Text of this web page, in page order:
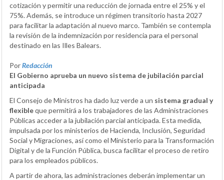
cotización y permitir una reducción de jornada entre el 25% y el
75%. Además, se introduce un régimen transitorio hasta 2027
para facilitar la adaptación al nuevo marco. También se contempla
la revisión de la indemnización por residencia para el personal
destinado en las Illes Balears.
PorRedacción
El Gobierno aprueba un nuevo sistema de jubilación parcial
anticipada
El Consejo de Ministros ha dado luz verde a un sistema gradual y
flexibleque permitirá a los trabajadores de las Administraciones
Públicas acceder a la jubilación parcial anticipada. Esta medida,
impulsada por los ministerios de Hacienda, Inclusión, Seguridad
Social y Migraciones, así como el Ministerio para la Transformación
Digital y de la Función Pública, busca facilitar el proceso de retiro
para los empleados públicos.
A partir de ahora, las administraciones deberán implementar un